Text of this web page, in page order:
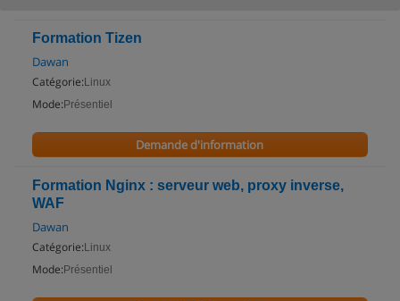
Formation Tizen
Dawan
Catégorie: Linux
Mode: Présentiel
Demande d'information
Formation Nginx : serveur web, proxy inverse,
WAF
Dawan
Catégorie: Linux
Mode: Présentiel